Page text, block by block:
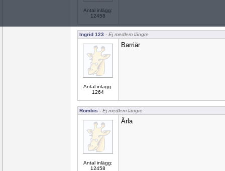
Antal inlägg:
12458
Ingrid 123 - Ej medlem längre
Antal inlägg:
1264
Barriär
Rombis - Ej medlem längre
Antal inlägg:
12458
Ärla